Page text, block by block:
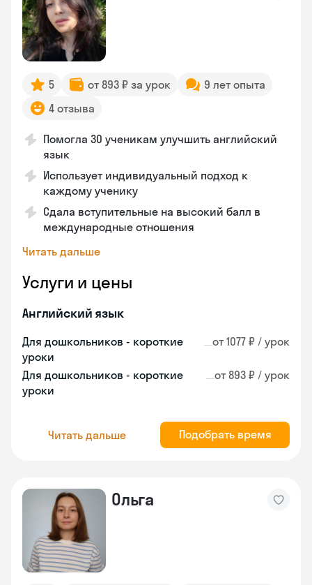
5 от 893 ₽ за урок
9 лет опыта
4 отзыва
Помогла 30 ученикам улучшить английский
язык
Использует индивидуальный подход к
каждому ученику
Сдала вступительные на высокий балл в
международные отношения
Читать дальше
Услуги и цены
Английский язык
Для дошкольников - короткие
уроки
от 1077 ₽ / урок
Для дошкольников - короткие
уроки
от 893 ₽ / урок
Читать дальше Подобрать время
Ольга